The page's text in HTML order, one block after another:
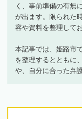
く、事前準備の有無
が出ます。限られた
容や資料を整理して
本記事では、姫路市
を整理するとともに
や、自分に合った弁